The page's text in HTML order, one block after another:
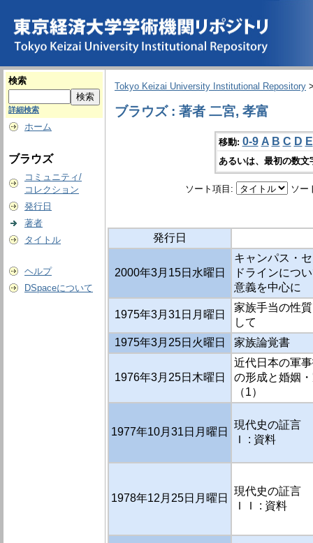
検索
詳細検索
ホーム
ブラウズ
コミュニティ/
コレクション
発行日
著者
タイトル
ヘルプ
DSpaceについて
Tokyo Keizai University Institutional Repository
ブラウズ : 著者 二宮, 孝富
移動: 0-9 A B C D E
あるいは、最初の数
ソート項目: ソー
発行日
2000年3月15日水曜日
キャンパス・
ドラインにつ
意義を中心に
1975年3月31日月曜日
家族手当の性
して
1975年3月25日火曜日
家族論覚書
1976年3月25日木曜日
近代日本の軍
の形成と婚姻
（1）
1977年10月31日月曜日
現代史の証言
Ｉ : 資料
1978年12月25日月曜日
現代史の証言
ＩＩ : 資料